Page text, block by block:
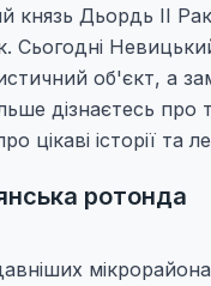
князь Дьордь II
Сьогодні
об'єкт, а
дізнаєтесь про
цікаві історії та
ротонда